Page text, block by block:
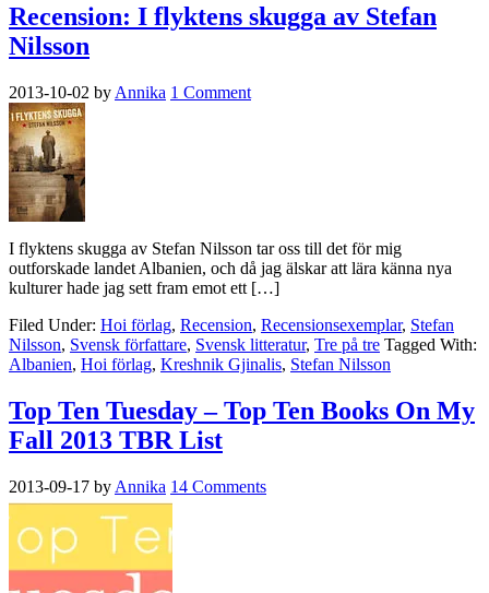
Recension: I flyktens skugga av Stefan
Nilsson
2013-10-02 by Annika 1 Comment
I flyktens skugga av Stefan Nilsson tar oss till det för mig
outforskade landet Albanien, och då jag älskar att lära känna nya
kulturer hade jag sett fram emot ett […]
Filed Under: Hoi förlag, Recension, Recensionsexemplar, Stefan
Nilsson, Svensk författare, Svensk litteratur, Tre på tre Tagged With:
Albanien, Hoi förlag, Kreshnik Gjinalis, Stefan Nilsson
Top Ten Tuesday – Top Ten Books On My
Fall 2013 TBR List
2013-09-17 by Annika 14 Comments